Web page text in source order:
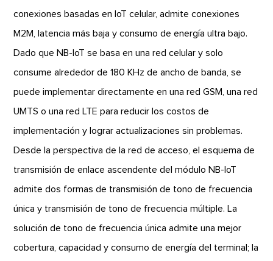
conexiones basadas en IoT celular, admite conexiones
M2M, latencia más baja y consumo de energía ultra bajo.
Dado que NB-IoT se basa en una red celular y solo
consume alrededor de 180 KHz de ancho de banda, se
puede implementar directamente en una red GSM, una red
UMTS o una red LTE para reducir los costos de
implementación y lograr actualizaciones sin problemas.
Desde la perspectiva de la red de acceso, el esquema de
transmisión de enlace ascendente del módulo NB-IoT
admite dos formas de transmisión de tono de frecuencia
única y transmisión de tono de frecuencia múltiple. La
solución de tono de frecuencia única admite una mejor
cobertura, capacidad y consumo de energía del terminal; la